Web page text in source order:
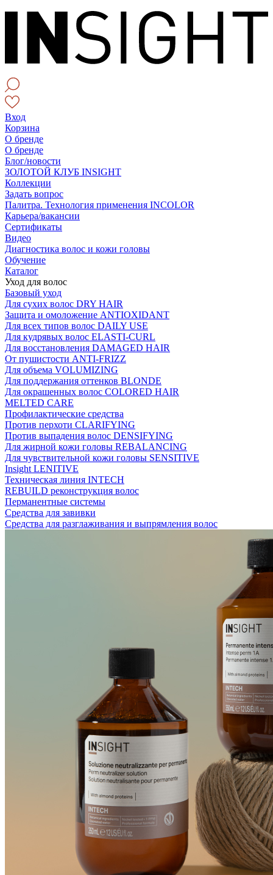
Вход
Корзина
О бренде
О бренде
Блог/новости
ЗОЛОТОЙ КЛУБ INSIGHT
Коллекции
Задать вопрос
Палитра. Технология применения INCOLOR
Карьера/вакансии
Сертификаты
Видео
Диагностика волос и кожи головы
Обучение
Каталог
Уход для волос
Базовый уход
Для сухих волос DRY HAIR
Защита и омоложение ANTIOXIDANT
Для всех типов волос DAILY USE
Для кудрявых волос ELASTI-CURL
Для восстановления DAMAGED HAIR
От пушистости ANTI-FRIZZ
Для объема VOLUMIZING
Для поддержания оттенков BLONDE
Для окрашенных волос COLORED HAIR
MELTED CARE
Профилактические средства
Против перхоти CLARIFYING
Против выпадения волос DENSIFYING
Для жирной кожи головы REBALANCING
Для чувствительной кожи головы SENSITIVE
Insight LENITIVE
Техническая линия INTECH
REBUILD реконструкция волос
Перманентные системы
Средства для завивки
Средства для разглаживания и выпрямления волос